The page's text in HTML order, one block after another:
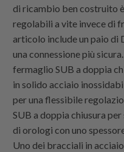
di ricambio ben costruito
regolabili a vite invece di
articolo include un paio di
una connessione più
fermaglio SUB a doppia
in solido acciaio
per una flessibile
SUB a doppia chiusura
di orologi con uno
Uno dei bracciali in